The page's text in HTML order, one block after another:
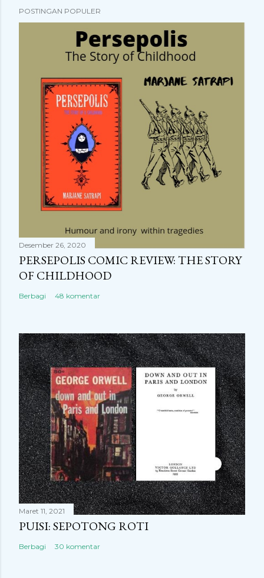
POSTINGAN POPULER
Desember 26, 2020
PERSEPOLIS COMIC REVIEW: THE STORY
OF CHILDHOOD
Berbagi 48 komentar
Maret 11, 2021
PUISI: SEPOTONG ROTI
Berbagi 30 komentar